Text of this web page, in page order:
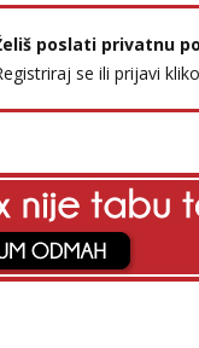
poslati privatnu
se ili prijavi